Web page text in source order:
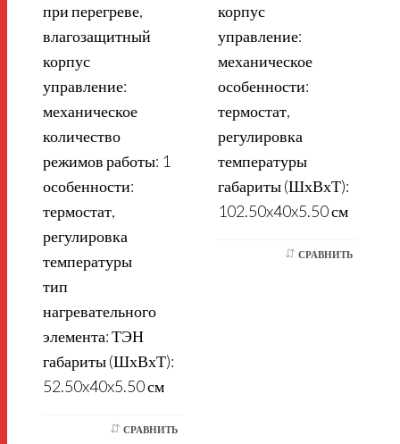
при перегреве,
влагозащитный
корпус
управление:
механическое
количество
режимов работы: 1
особенности:
термостат,
регулировка
температуры
тип
нагревательного
элемента: ТЭН
габариты (ШхВхТ):
52.50x40x5.50 см
СРАВНИТЬ
корпус
управление:
механическое
особенности:
термостат,
регулировка
температуры
габариты (ШхВхТ):
102.50x40x5.50 см
СРАВНИТЬ